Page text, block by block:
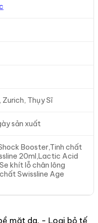
Zurich, Thụy Sĩ
sản xuất
Booster,Tinh chất
20ml,Lactic Acid
khít lỗ chân lông
Swissline Age
mặt da. - Loại bỏ tế